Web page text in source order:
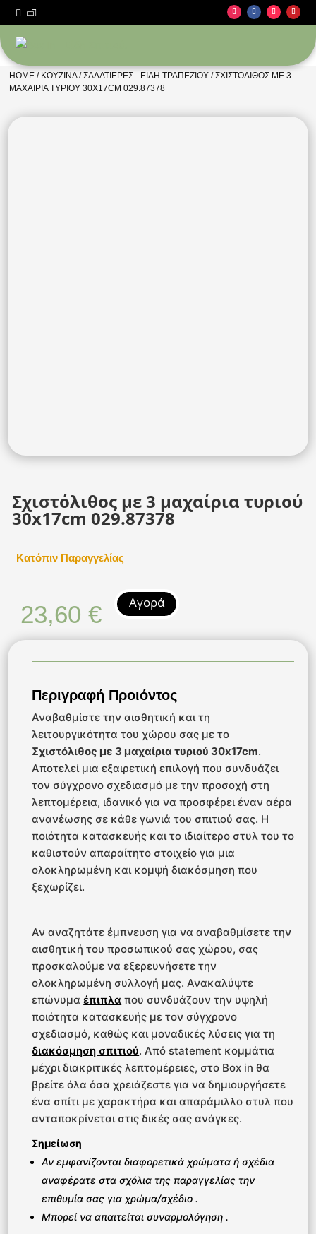
 
HOME / ΚΟΥΖΊΝΑ/ΣΑΛΑΤΙΈΡΕΣ - ΕΊΔΗ ΤΡΑΠΕΖΙΟΎ / ΣΧΙΣΤΌΛΙΘΟΣ ΜΕ 3
ΜΑΧΑΊΡΙΑ ΤΥΡΙΟΎ 30X17CM 029.87378
Σχιστόλιθος με 3 μαχαίρια τυριού
30x17cm 029.87378
Κατόπιν Παραγγελίας
23,60€ Αγορά
Περιγραφή Προιόντος
Αναβαθμίστε την αισθητική και τη
λειτουργικότητα του χώρου σας με το
Σχιστόλιθος με 3 μαχαίρια τυριού 30x17cm.
Αποτελεί μια εξαιρετική επιλογή που συνδυάζει
τον σύγχρονο σχεδιασμό με την προσοχή στη
λεπτομέρεια, ιδανικό για να προσφέρει έναν αέρα
ανανέωσης σε κάθε γωνιά του σπιτιού σας. Η
ποιότητα κατασκευής και το ιδιαίτερο στυλ του το
καθιστούν απαραίτητο στοιχείο για μια
ολοκληρωμένη και κομψή διακόσμηση που
ξεχωρίζει.
Αν αναζητάτε έμπνευση για να αναβαθμίσετε την
αισθητική του προσωπικού σας χώρου, σας
προσκαλούμε να εξερευνήσετε την
ολοκληρωμένη συλλογή μας. Ανακαλύψτε
επώνυμαέπιπλα που συνδυάζουν την υψηλή
ποιότητα κατασκευής με τον σύγχρονο
σχεδιασμό, καθώς και μοναδικές λύσεις για τη
διακόσμηση σπιτιού. Από statement κομμάτια
μέχρι διακριτικές λεπτομέρειες, στο Box in θα
βρείτε όλα όσα χρειάζεστε για να δημιουργήσετε
ένα σπίτι με χαρακτήρα και απαράμιλλο στυλ που
ανταποκρίνεται στις δικές σας ανάγκες.
Σημείωση
Αν εμφανίζονται διαφορετικά χρώματα ή σχέδια
αναφέρατε στα σχόλια της παραγγελίας την
επιθυμία σας για χρώμα/σχέδιο .
Μπορεί να απαιτείται συναρμολόγηση .